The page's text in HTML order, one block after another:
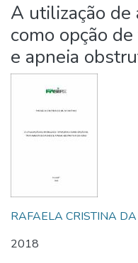
A utilização de
como opção
e apneia
RAFAELA CRISTINA
2018